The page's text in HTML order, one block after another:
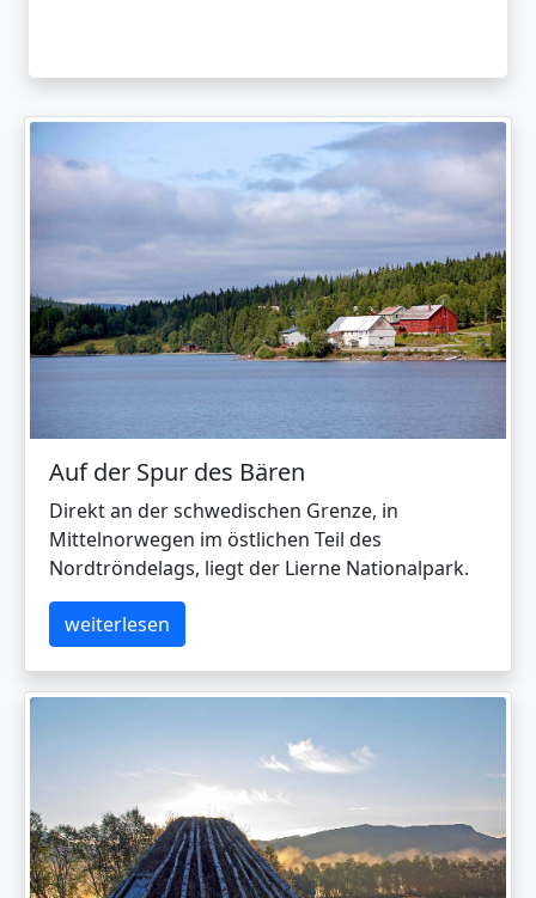
Auf der Spur des Bären
Direkt an der schwedischen Grenze, in
Mittelnorwegen im östlichen Teil des
Nordtröndelags, liegt der Lierne Nationalpark.
weiterlesen